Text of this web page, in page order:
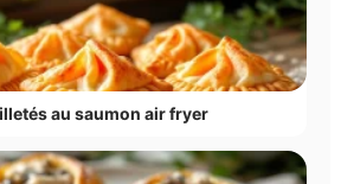
au saumon air fryer